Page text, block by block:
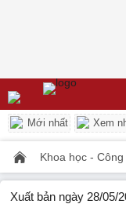
Mới nhất Xem
Khoa học - Công
Xuất bản ngày 28/05/